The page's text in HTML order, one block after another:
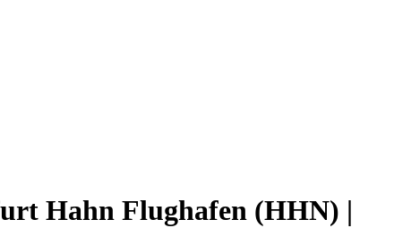
Hahn Flughafen (HHN) |